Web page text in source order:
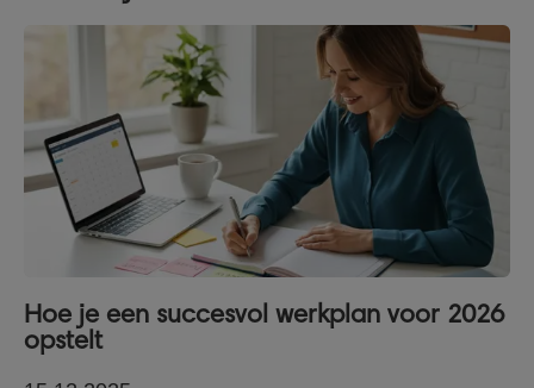
Hoe je een succesvol werkplan voor 2026
opstelt